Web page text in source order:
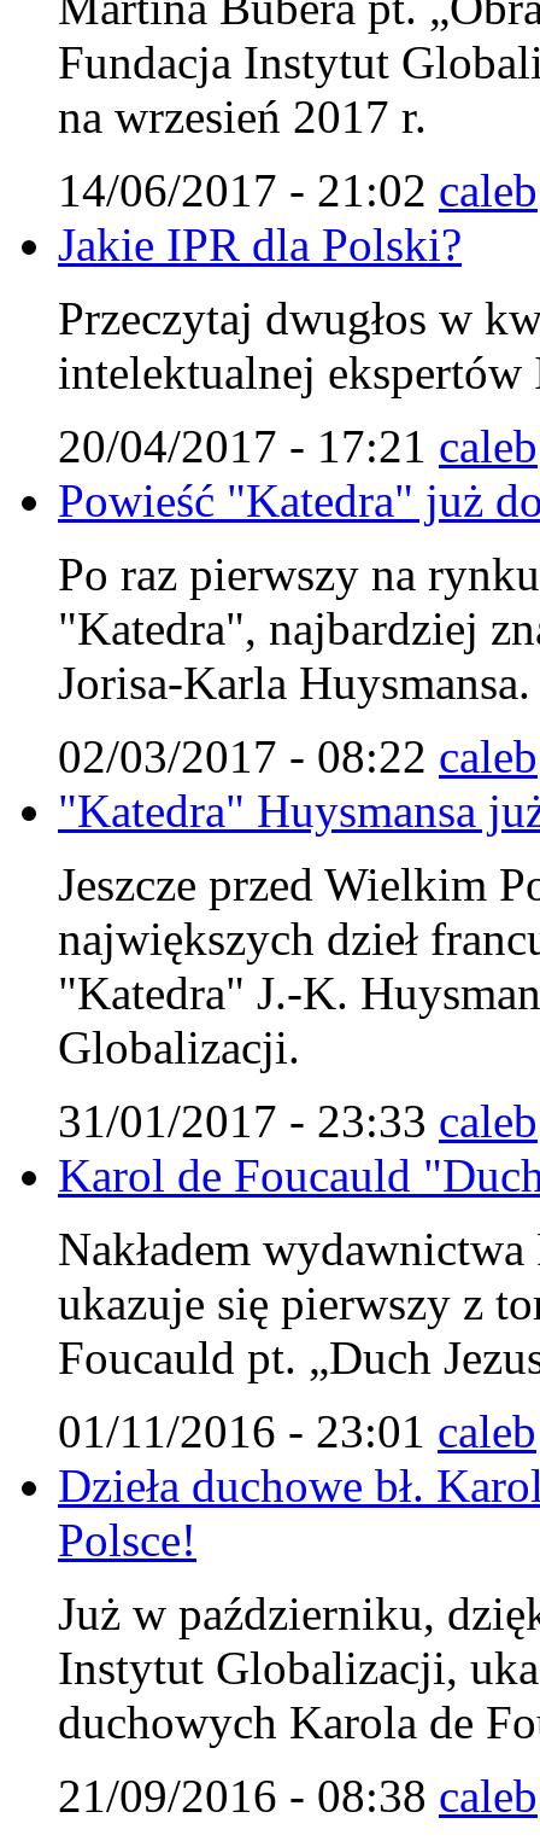
Fundacja Instytut
na wrzesień 2017 r.
14/06/2017 - 21:02 caleb
Jakie IPR dla Polski?
Przeczytaj dwugłos w
intelektualnej
20/04/2017 - 17:21 caleb
Powieść "Katedra" już
Po raz pierwszy na
"Katedra", najbardziej
Jorisa-Karla Huysmansa.
02/03/2017 - 08:22 caleb
"Katedra" Huysmansa
Jeszcze przed Wielkim
największych dzieł
"Katedra" J.-K.
Globalizacji.
31/01/2017 - 23:33 caleb
Karol de Foucauld
Nakładem
ukazuje się pierwszy z
Foucauld pt. „Duch
01/11/2016 - 23:01 caleb
Dzieła duchowe bł.
Polsce!
Już w październiku,
Instytut Globalizacji,
duchowych Karola de
21/09/2016 - 08:38 caleb